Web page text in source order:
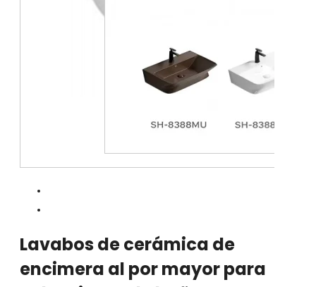
Lavabos de cerámica de
encimera al por mayor para